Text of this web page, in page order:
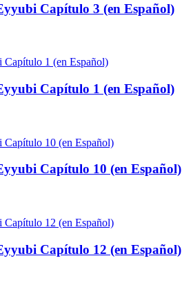
Capítulo 3 (en Español)
Capítulo 1 (en Español)
Capítulo 10 (en Español)
Capítulo 12 (en Español)